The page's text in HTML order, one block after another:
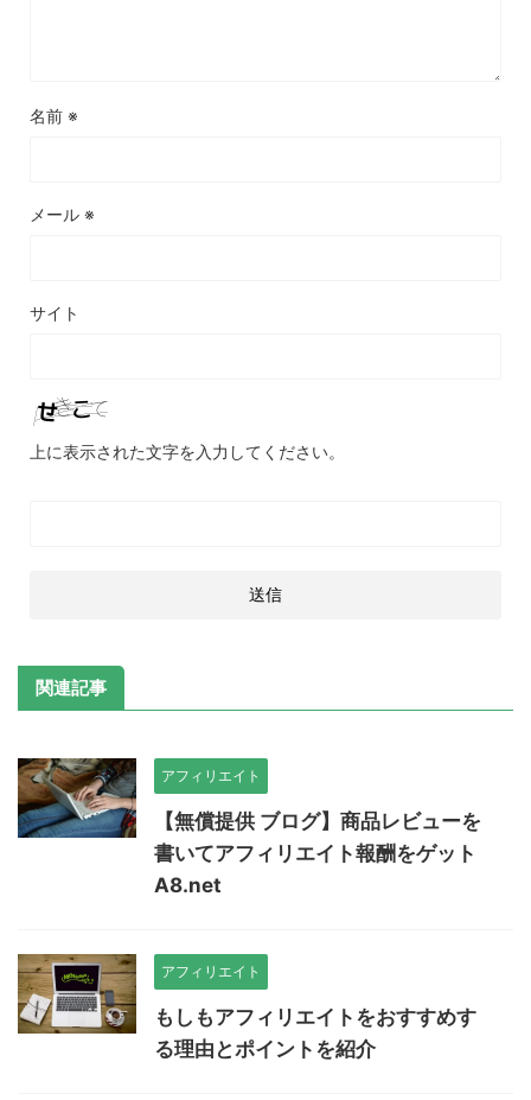
名前 ※
メール ※
サイト
上に表示された文字を入力してください。
関連記事
アフィリエイト
【無償提供 ブログ】商品レビューを
書いてアフィリエイト報酬をゲット
A8.net
アフィリエイト
もしもアフィリエイトをおすすめす
る理由とポイントを紹介